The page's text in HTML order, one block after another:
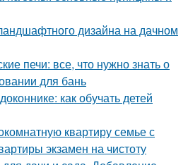
дизайна на дачном
печи: все, что нужно знать о
для бань
как обучать детей
квартиру семье с
экзамен на чистоту